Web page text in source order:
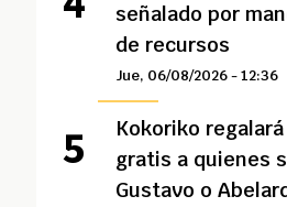
señalado por
de recursos
Jue, 06/08/2026 - 12:36
Kokoriko
gratis a quienes
Gustavo o